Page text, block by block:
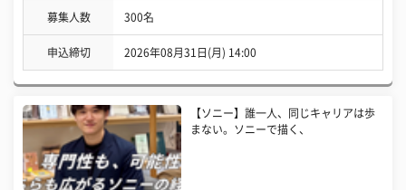
募集人数 300名
申込締切 2026年08月31日(月) 14:00
【ソニー】誰一人、同じキャリアは歩
まない。ソニーで描く、